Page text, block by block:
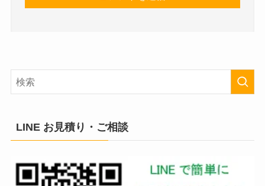
LINE お見積り・ご相談